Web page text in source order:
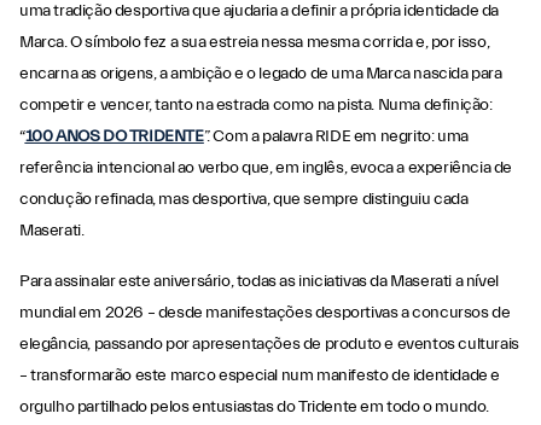
uma tradição desportiva que ajudaria a definir a própria identidade da
Marca. O símbolo fez a sua estreia nessa mesma corrida e, por isso,
encarna as origens, a ambição e o legado de uma Marca nascida para
competir e vencer, tanto na estrada como na pista. Numa definição:
“100 ANOS DO TRIDENTE”. Com a palavra RIDE em negrito: uma
referência intencional ao verbo que, em inglês, evoca a experiência de
condução refinada, mas desportiva, que sempre distinguiu cada
Maserati.
Para assinalar este aniversário, todas as iniciativas da Maserati a nível
mundial em 2026 – desde manifestações desportivas a concursos de
elegância, passando por apresentações de produto e eventos culturais
– transformarão este marco especial num manifesto de identidade e
orgulho partilhado pelos entusiastas do Tridente em todo o mundo.